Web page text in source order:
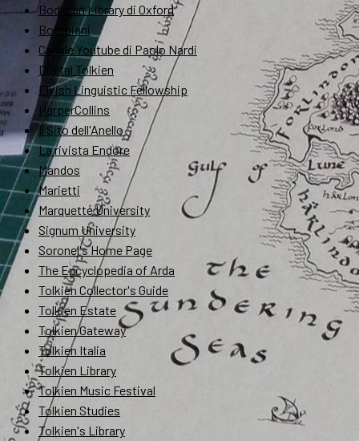
Bodleian Library di Oxford
Bompiani
Canale Youtube di Paolo Nardi
Digital Tolkien
Elvish Linguistic Fellowship
HarperCollins
Il Sito dell'Anello
La rivista Endóre
Mandos
Marietti
Marquette University
Signum University
Soronel's Home Page
The Encyclopedia of Arda
Tolkien Collector's Guide
Tolkien Estate
Tolkien Gateway
Tolkien Italia
Tolkien Library
Tolkien Music Festival
Tolkien Studies
Tolkien's Library